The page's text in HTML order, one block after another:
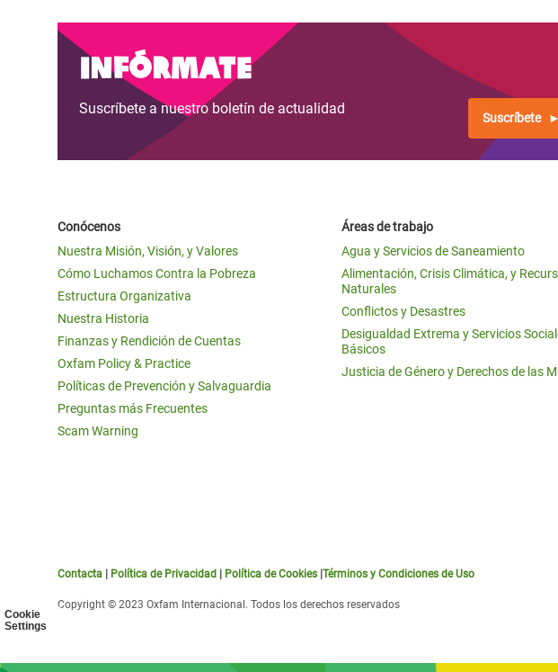
Cookie
Settings
Infórmate
Suscríbete a nuestro boletín de actualidad
Suscríbete
Conócenos
Nuestra Misión, Visión, y Valores
Cómo Luchamos Contra la Pobreza
Estructura Organizativa
Nuestra Historia
Finanzas y Rendición de Cuentas
Oxfam Policy & Practice
Políticas de Prevención y Salvaguardia
Preguntas más Frecuentes
Scam Warning
Áreas de trabajo
Agua y Servicios de Saneamiento
Alimentación, Crisis Climática, y
Naturales
Conflictos y Desastres
Desigualdad Extrema y Servicios
Básicos
Justicia de Género y Derechos de las
Contacta Política de Privacidad Política de Cookies Términos y Condiciones de Uso
Copyright © 2023 Oxfam Internacional. Todos los derechos reservados